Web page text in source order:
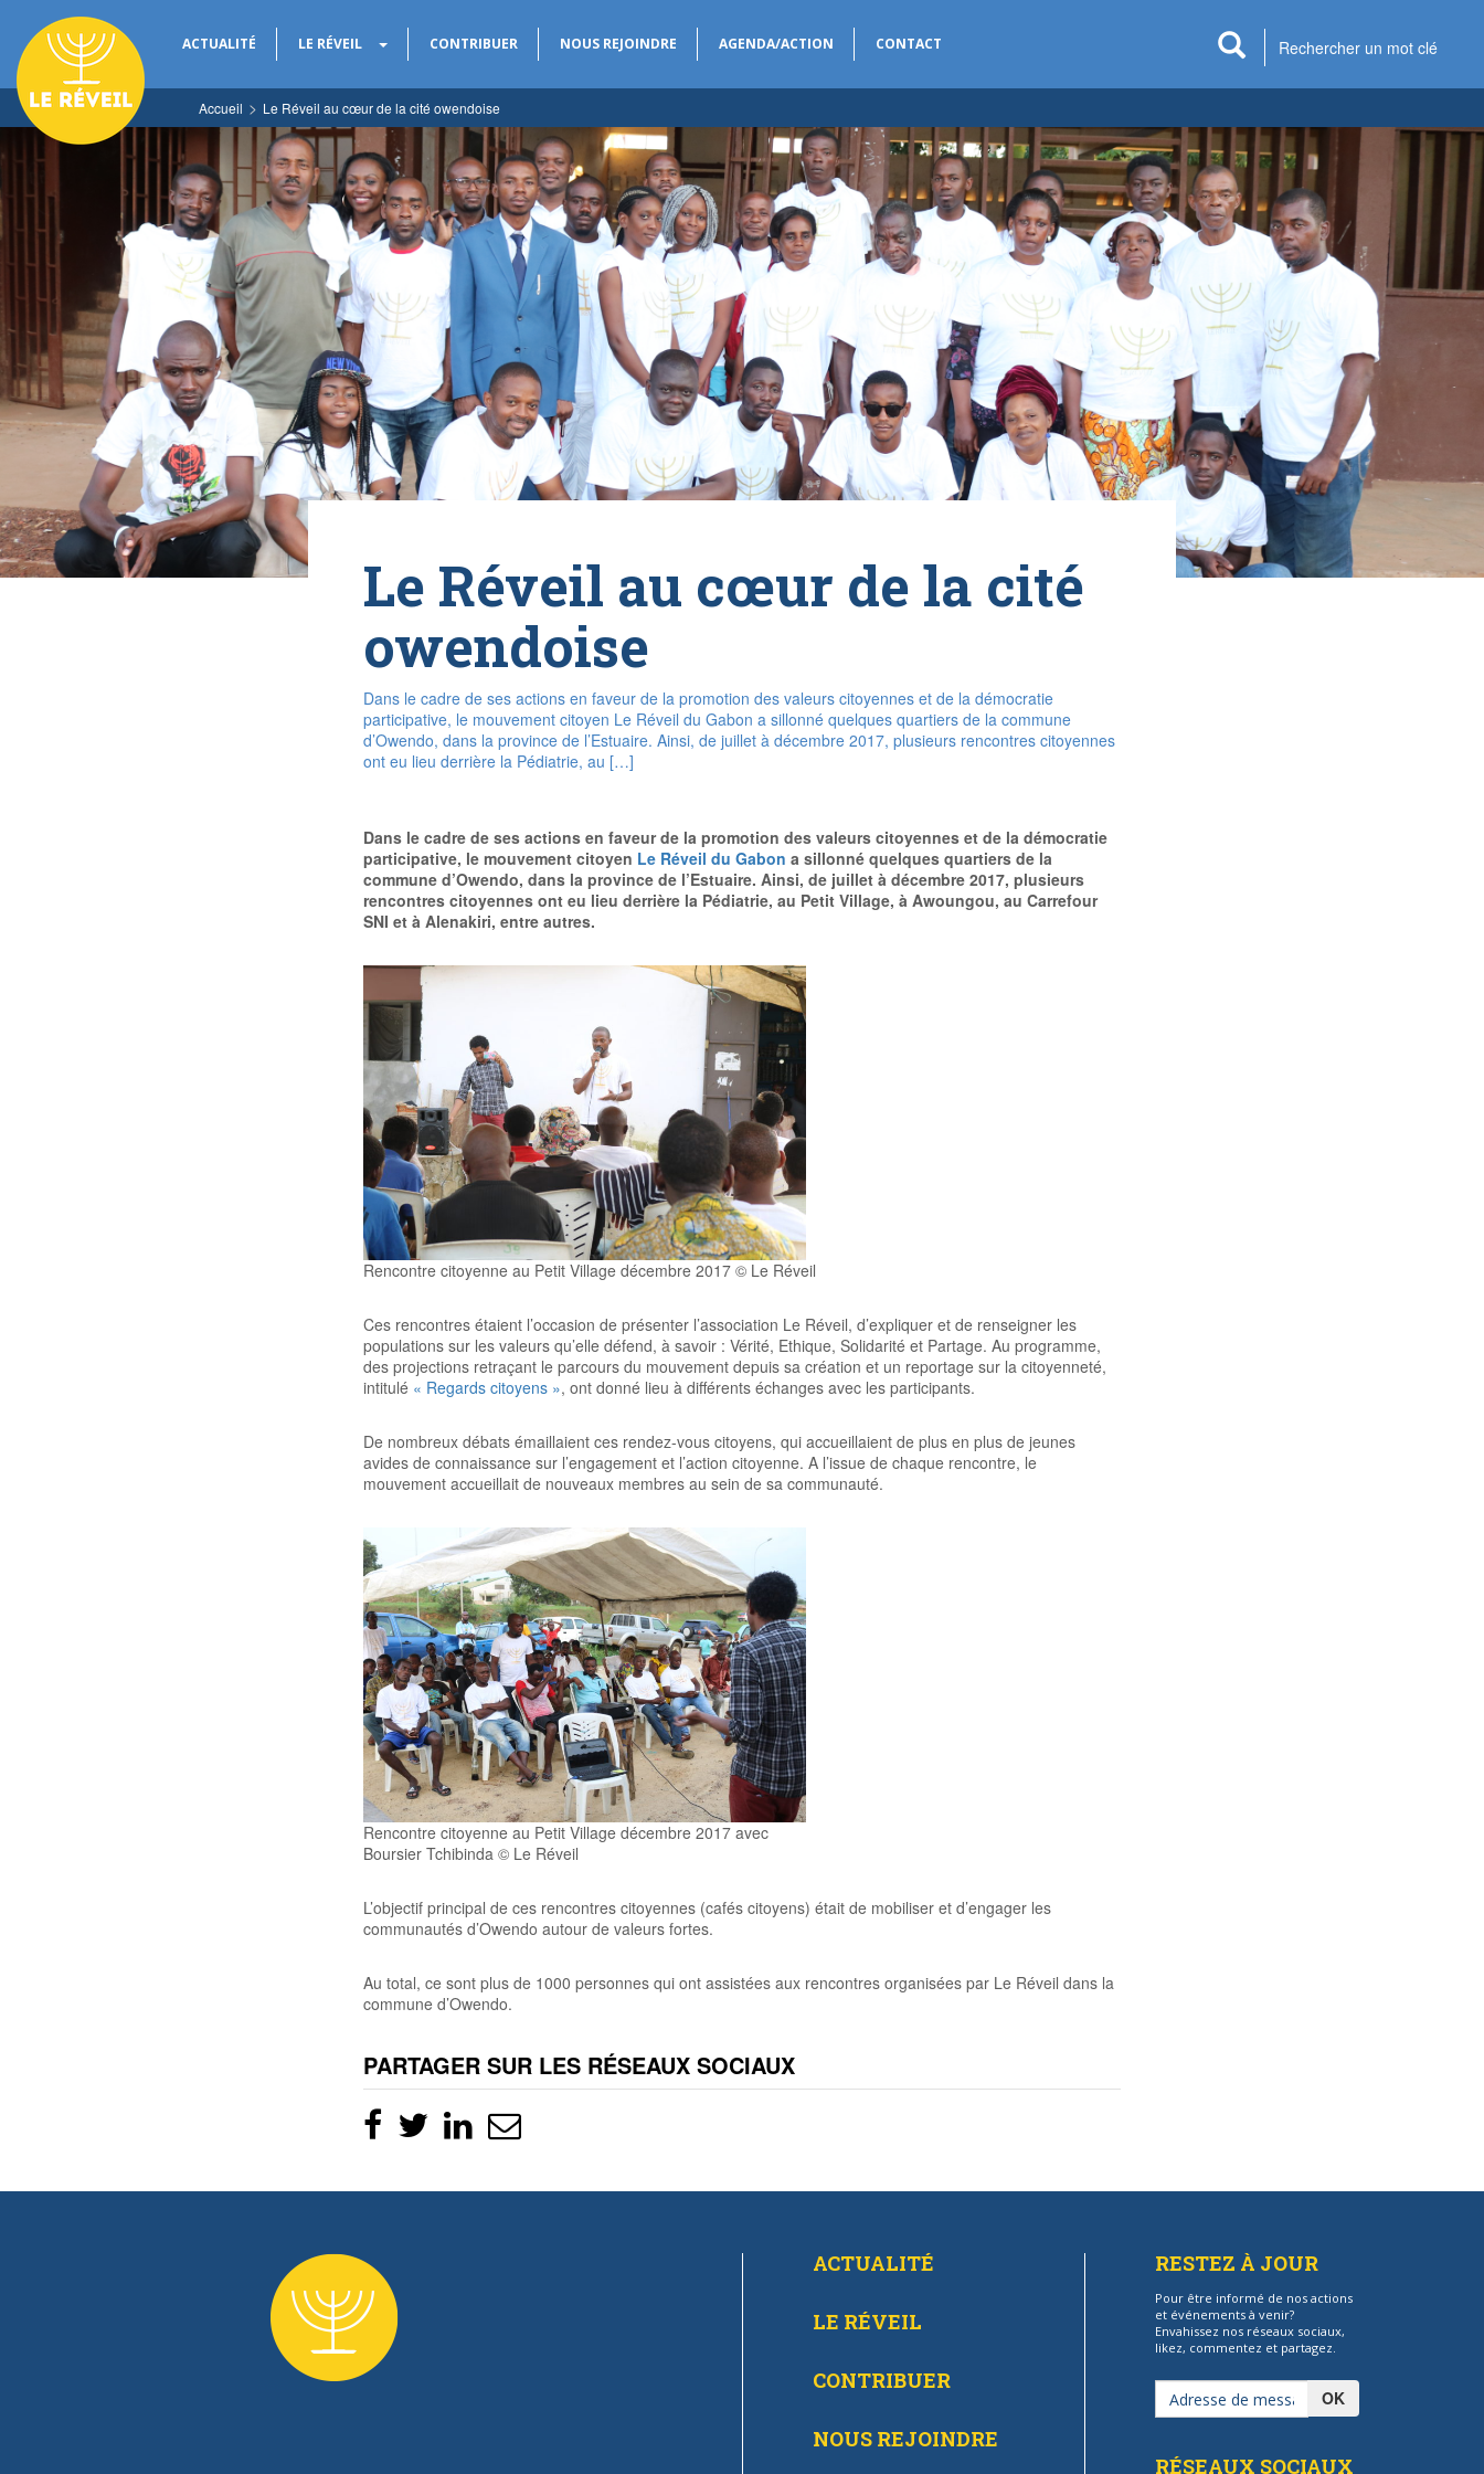
ACTUALITÉ LE RÉVEIL CONTRIBUER NOUS REJOINDRE AGENDA/ACTION CONTACT
Accueil Le Réveil au cœur de la cité owendoise
Le Réveil au cœur de la cité
owendoise
Dans le cadre de ses actions en faveur de la promotion des valeurs citoyennes et de la démocratie
participative, le mouvement citoyen Le Réveil du Gabon a sillonné quelques quartiers de la commune
d’Owendo, dans la province de l’Estuaire. Ainsi, de juillet à décembre 2017, plusieurs rencontres citoyennes
ont eu lieu derrière la Pédiatrie, au […]
Dans le cadre de ses actions en faveur de la promotion des valeurs citoyennes et de la démocratie
participative, le mouvement citoyen Le Réveil du Gabon a sillonné quelques quartiers de la
commune d’Owendo, dans la province de l’Estuaire. Ainsi, de juillet à décembre 2017, plusieurs
rencontres citoyennes ont eu lieu derrière la Pédiatrie, au Petit Village, à Awoungou, au Carrefour
SNI et à Alenakiri, entre autres.
Rencontre citoyenne au Petit Village décembre 2017 © Le Réveil
Ces rencontres étaient l’occasion de présenter l’association Le Réveil, d’expliquer et de renseigner les
populations sur les valeurs qu’elle défend, à savoir : Vérité, Ethique, Solidarité et Partage. Au programme,
des projections retraçant le parcours du mouvement depuis sa création et un reportage sur la citoyenneté,
intitulé « Regards citoyens », ont donné lieu à différents échanges avec les participants.
De nombreux débats émaillaient ces rendez-vous citoyens, qui accueillaient de plus en plus de jeunes
avides de connaissance sur l’engagement et l’action citoyenne. A l’issue de chaque rencontre, le
mouvement accueillait de nouveaux membres au sein de sa communauté.
Rencontre citoyenne au Petit Village décembre 2017 avec
Boursier Tchibinda © Le Réveil
L’objectif principal de ces rencontres citoyennes (cafés citoyens) était de mobiliser et d’engager les
communautés d’Owendo autour de valeurs fortes.
Au total, ce sont plus de 1000 personnes qui ont assistées aux rencontres organisées par Le Réveil dans la
commune d’Owendo.
PARTAGER SUR LES RÉSEAUX SOCIAUX
ACTUALITÉ
LE RÉVEIL
CONTRIBUER
NOUS REJOINDRE
RESTEZ À JOUR
Pour être informé de nos actions
et événements à venir?
Envahissez nos réseaux sociaux,
likez, commentez et partagez.
OK
RÉSEAUX SOCIAUX